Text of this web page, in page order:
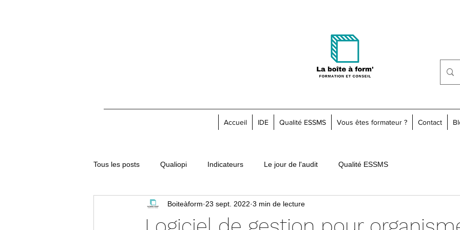
Accueil IDE Qualité ESSMS Vous êtes formateur ? Contact
Tous les posts Qualiopi Indicateurs Le jour de l'audit Qualité ESSMS
Boiteàform 23 sept. 2022 3 min de lecture